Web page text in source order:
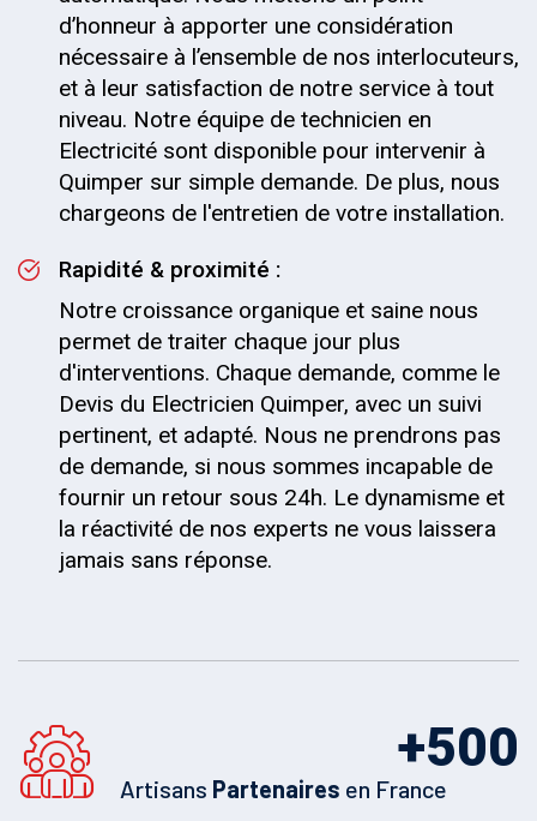
d’honneur à apporter une considération
nécessaire à l’ensemble de nos interlocuteurs,
et à leur satisfaction de notre service à tout
niveau. Notre équipe de technicien en
Electricité sont disponible pour intervenir à
Quimper sur simple demande. De plus, nous
chargeons de l'entretien de votre installation.
Rapidité & proximité :
Notre croissance organique et saine nous
permet de traiter chaque jour plus
d'interventions. Chaque demande, comme le
Devis du Electricien Quimper, avec un suivi
pertinent, et adapté. Nous ne prendrons pas
de demande, si nous sommes incapable de
fournir un retour sous 24h. Le dynamisme et
la réactivité de nos experts ne vous laissera
jamais sans réponse.
500
+
Artisans Partenaires en France